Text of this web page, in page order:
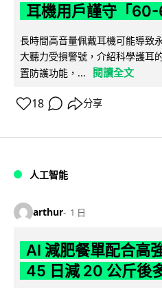
耳機用戶謹守「
長時間高音量佩戴耳機可能導致
大聽力受損警號，介紹科學護耳
置防護功能，...
閱讀全文
18 分享
人工智能
arthur 1 日
AI 減肥餐單配合高
45 日減 20 公斤後